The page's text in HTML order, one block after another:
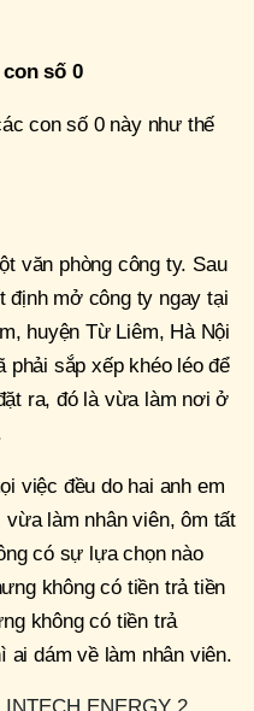
số 0
con số 0 này như thế
văn phòng công ty. Sau
định mở công ty ngay tại
huyện Từ Liêm, Hà Nội
phải sắp xếp khéo léo để
ra, đó là vừa làm nơi ở
việc đều do hai anh em
làm nhân viên, ôm tất
có sự lựa chọn nào
không có tiền trả tiền
không có tiền trả
dám về làm nhân viên.